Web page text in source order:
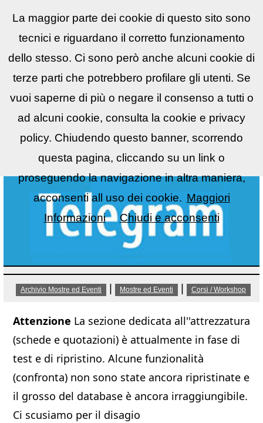
ReflexLIST▼
Archivio Mostre ed Eventi Mostre ed Eventi Corsi / Workshop
Attenzione La sezione dedicata all''attrezzatura
(schede e quotazioni) è attualmente in fase di
test e di ripristino. Alcune funzionalità
(confronta) non sono state ancora ripristinate e
il grosso del database è ancora irraggiungibile.
Ci scusiamo per il disagio
La maggior parte dei cookie di questo sito sono
tecnici e riguardano il corretto funzionamento
dello stesso. Ci sono però anche alcuni cookie di
terze parti che potrebbero profilare gli utenti. Se
vuoi saperne di più o negare il consenso a tutti o
ad alcuni cookie, consulta la cookie e privacy
policy. Chiudendo questo banner, scorrendo
questa pagina, cliccando su un link o
proseguendo la navigazione in altra maniera,
acconsenti all uso dei cookie. Maggiori
Informazioni
Chiudi e acconsenti